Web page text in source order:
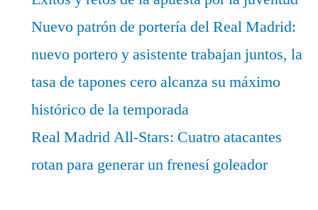
Nuevo patrón de portería del Real Madrid:
nuevo portero y asistente trabajan juntos, la
tasa de tapones cero alcanza su máximo
histórico de la temporada
Real Madrid All-Stars: Cuatro atacantes
rotan para generar un frenesí goleador